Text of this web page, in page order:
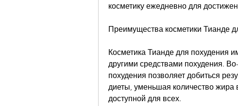
косметику ежедневно для
Преимущества косметики Тианде
Косметика Тианде для похудения
другими средствами похудения.
похудения позволяет добиться
диеты, уменьшая количество жира
доступной для всех.